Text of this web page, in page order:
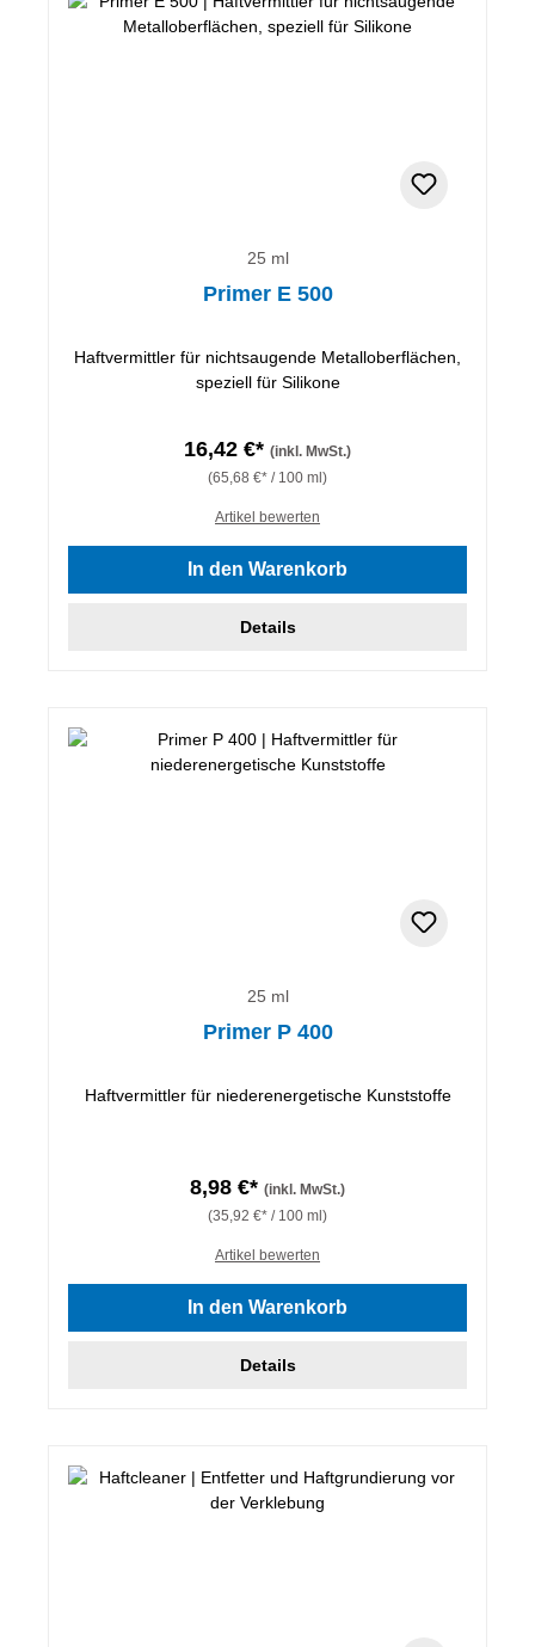
25 ml
Primer E 500
Haftvermittler für nichtsaugende Metalloberflächen,
speziell für Silikone
16,42 €* (inkl. MwSt.)
(65,68 €* / 100 ml)
Artikel bewerten
In den Warenkorb
Details
25 ml
Primer P 400
Haftvermittler für niederenergetische Kunststoffe
8,98 €* (inkl. MwSt.)
(35,92 €* / 100 ml)
Artikel bewerten
In den Warenkorb
Details